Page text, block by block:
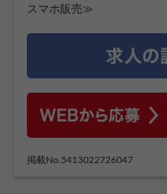
スマホ販売≫
掲載No.5413022726047